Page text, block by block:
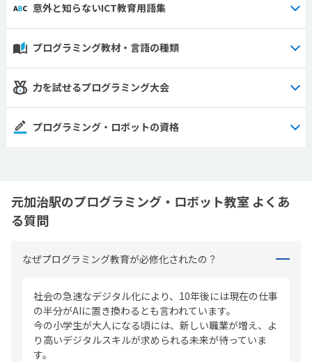
意外と知らないICT教育用語集
プログラミング教材・言語の種類
力を試せるプログラミング大会
プログラミング・ロボットの資格
元加治駅のプログラミング・ロボット教室 よくあ
る質問
なぜプログラミング教育が必修化されたの？
社会の急速なデジタル化により、10年後には現在の仕事
の半分がAIに置き換わるとも言われています。
今の小学生が大人になる頃には、新しい職業が増え、よ
り高いデジタルスキルが求められる未来が待っていま
す。